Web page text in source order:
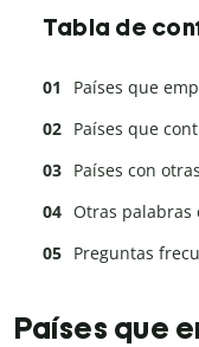
Tabla de
Países que
Países que
Países con
Otras palabras
Preguntas
Países que